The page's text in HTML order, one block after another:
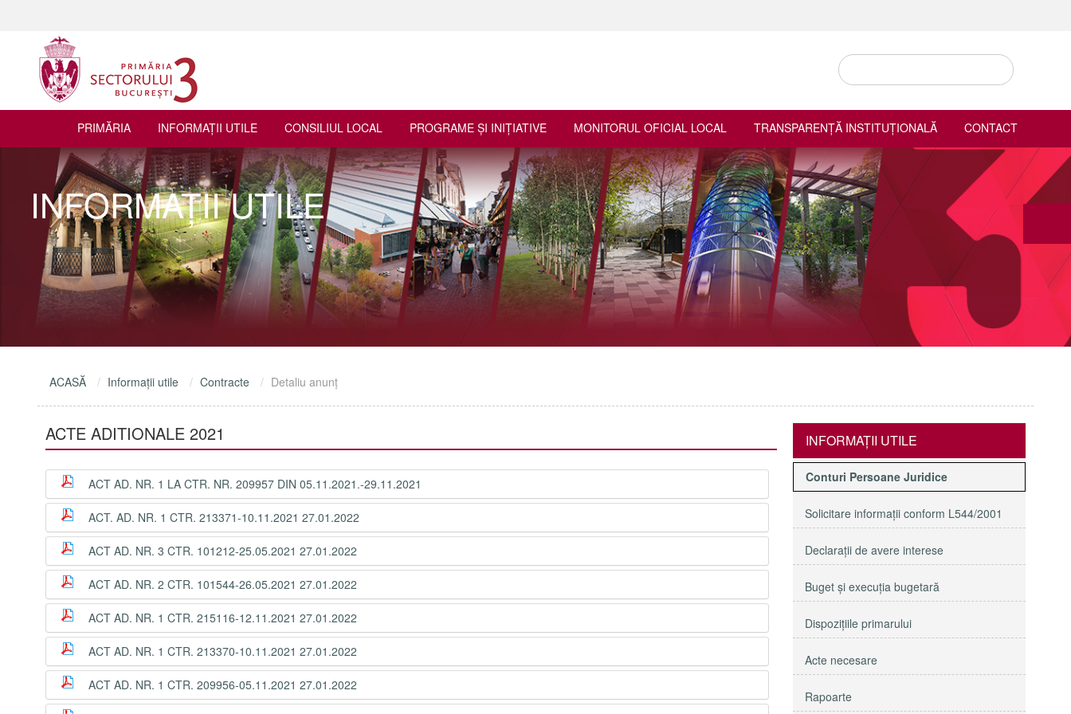
PRIMĂRIA INFORMAŢII UTILE CONSILIUL LOCAL PROGRAME ŞI INIŢIATIVE MONITORUL OFICIAL LOCAL TRANSPARENȚĂ INSTITUȚIONALĂ CONTACT
INFORMAŢII UTILE
ACASĂ Informaţii utile Contracte Detaliu anunţ
ACTE ADITIONALE 2021
ACT AD. NR. 1 LA CTR. NR. 209957 DIN 05.11.2021.-29.11.2021
ACT. AD. NR. 1 CTR. 213371-10.11.2021 27.01.2022
ACT AD. NR. 3 CTR. 101212-25.05.2021 27.01.2022
ACT AD. NR. 2 CTR. 101544-26.05.2021 27.01.2022
ACT AD. NR. 1 CTR. 215116-12.11.2021 27.01.2022
ACT AD. NR. 1 CTR. 213370-10.11.2021 27.01.2022
ACT AD. NR. 1 CTR. 209956-05.11.2021 27.01.2022
INFORMAŢII UTILE
Conturi Persoane Juridice
Solicitare informaţii conform L544/2001
Declaraţii de avere interese
Buget şi execuţia bugetară
Dispoziţiile primarului
Acte necesare
Rapoarte